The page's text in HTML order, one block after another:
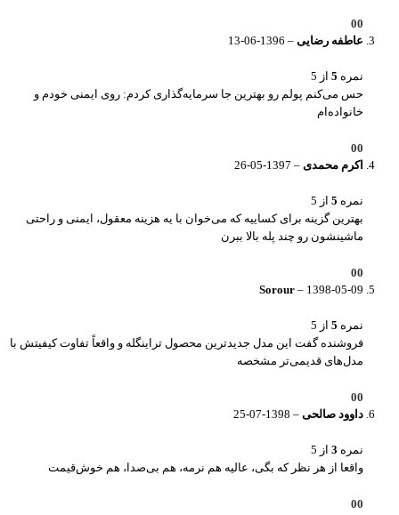
0
0
عاطفه رضایی –
1396-06-13
نمره 5 از 5
حس می‌کنم پولم رو بهترین جا سرمایه‌گذاری کردم: روی ایمنی خودم و
خانواده‌ام
0
0
اکرم محمدی –
1397-05-26
نمره 5 از 5
بهترین گزینه برای کساییه که می‌خوان با یه هزینه معقول، ایمنی و راحتی
ماشینشون رو چند پله بالا ببرن
0
0
Sorour – 1398-05-09
نمره 5 از 5
فروشنده گفت این مدل جدیدترین محصول تراینگله و واقعاً تفاوت کیفیتش با
مدل‌های قدیمی‌تر مشخصه
0
0
داوود صالحی –
1398-07-25
نمره 3 از 5
واقعا از هر نظر که بگی، عالیه هم نرمه، هم بی‌صدا، هم خوش‌قیمت
0
0